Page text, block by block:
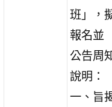
班」，
報名並
公告周
說明：
一、旨